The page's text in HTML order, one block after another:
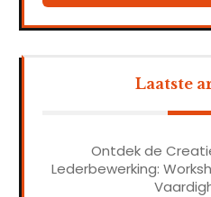
Laatste
Ontdek de
Lederbewerking: